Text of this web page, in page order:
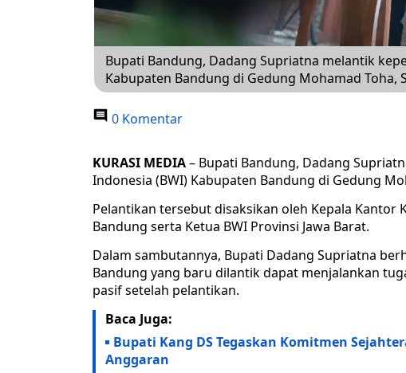
Bupati Bandung, Dadang Supriatna melantik
Kabupaten Bandung di Gedung Mohamad Toha,
0 Komentar
KURASI MEDIA– Bupati Bandung, Dadang
Indonesia (BWI) Kabupaten Bandung di Gedung
Pelantikan tersebut disaksikan oleh Kepala Kantor
Bandung serta Ketua BWI Provinsi Jawa Barat.
Dalam sambutannya, Bupati Dadang Supriatna
Bandung yang baru dilantik dapat menjalankan
pasif setelah pelantikan.
Baca Juga:
Bupati Kang DS Tegaskan Komitmen
Anggaran